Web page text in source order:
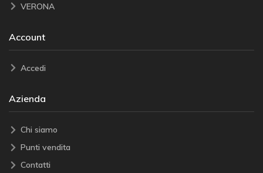
VERONA
Account
Accedi
Azienda
Chi siamo
Punti vendita
Contatti